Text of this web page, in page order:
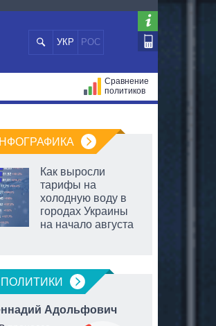
УКР РОС
Сравнение
политиков
Как выросли
тарифы на
холодную воду в
городах Украины
на начало августа
ПОЛИТИКИ
Адольфович